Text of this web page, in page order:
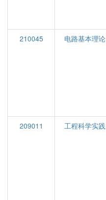
210045
电路基本理论
209011
工程科学实践